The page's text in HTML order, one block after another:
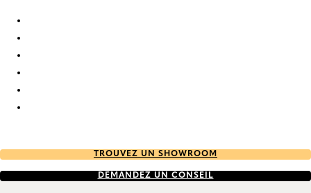
TROUVEZ UN SHOWROOM
DEMANDEZ UN CONSEIL